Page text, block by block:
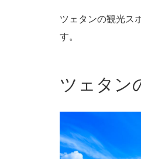
ツェタンの観光ス
す。
ツェタン